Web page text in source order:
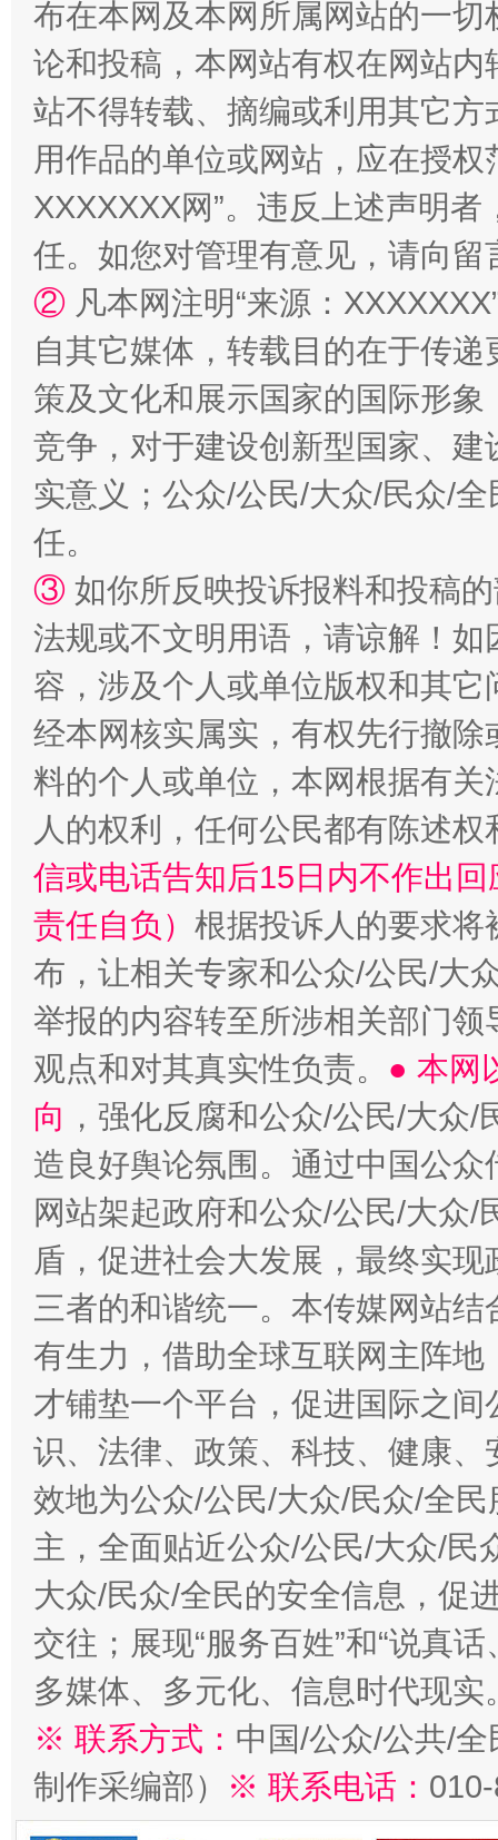
国家大学科技园优化重塑工作
扯下公款旅游的“隐身衣” 如何以
“蜀中异人”王建安的艺术幻境
布在本网及本网所属网站的一
论和投稿，本网站有权在网站
站不得转载、摘编或利用其它
用作品的单位或网站，应在授
XXXXXXX网”。违反上述声明
任。如您对管理有意见，请向
② 凡本网注明“来源：
自其它媒体，转载目的在于传
策及文化和展示国家的国际形
竞争，对于建设创新型国家、
实意义；公众/公民/大众/民众/
任。
③ 如你所反映投诉报料和投稿
法规或不文明用语，请谅解！
容，涉及个人或单位版权和其它
经本网核实属实，有权先行撤
料的个人或单位，本网根据有
人的权利，任何公民都有陈述
信或电话告知后15日内不作出
责任自负） 根据投诉人的要求将
布，让相关专家和公众/公民/大
举报的内容转至所涉相关部门
观点和对其真实性负责。 ● 本网
向 ，强化反腐和公众/公民/大众
造良好舆论氛围。通过中国公
网站架起政府和公众/公民/大众
盾，促进社会大发展，最终实
三者的和谐统一。本传媒网站
有生力，借助全球互联网主阵
才铺垫一个平台，促进国际之
识、法律、政策、科技、健康
效地为公众/公民/大众/民众/全
主，全面贴近公众/公民/大众/民
大众/民众/全民的安全信息，促
交往；展现“服务百姓”和“说真
多媒体、多元化、信息时代现实
※ 联系方式： 中国/公众/公共/
制作采编部）
※ 联系电话：